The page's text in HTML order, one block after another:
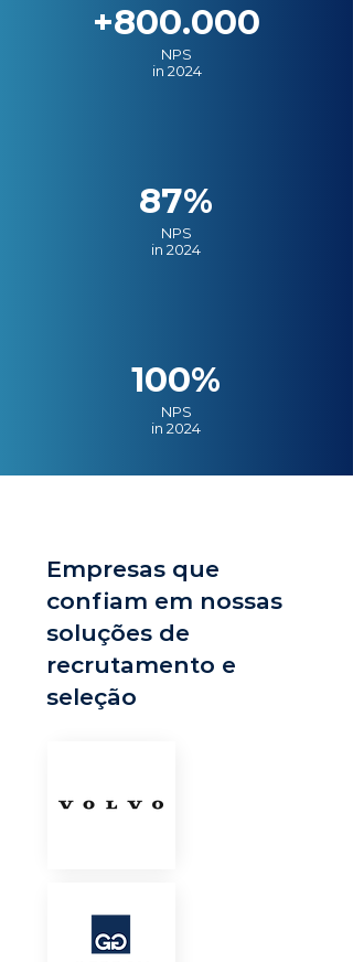
+800.000
NPS
in 2024
87%
NPS
in 2024
100%
NPS
in 2024
Empresas que
confiam em nossas
soluções de
recrutamento e
seleção